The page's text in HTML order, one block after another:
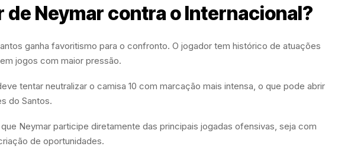
de Neymar contra o Internacional?
ganha favoritismo para o confronto. O jogador tem histórico de atuações
jogos com maior pressão.
tentar neutralizar o camisa 10 com marcação mais intensa, o que pode abrir
do Santos.
Neymar participe diretamente das principais jogadas ofensivas, seja com
de oportunidades.